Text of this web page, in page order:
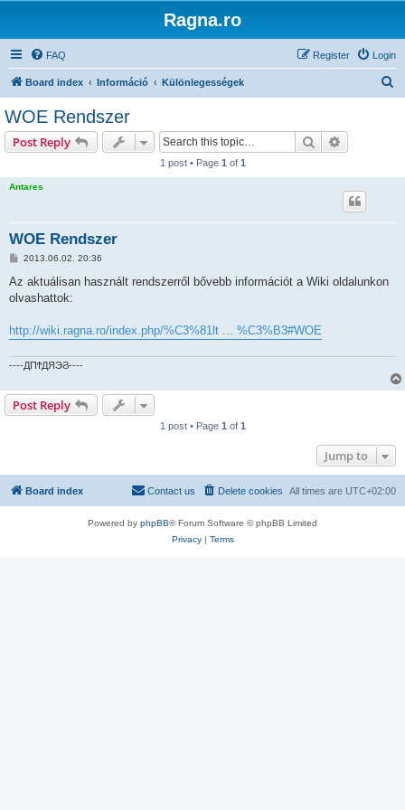
Ragna.ro
FAQ Login
Register
Board index Információ Különlegességek
WOE Rendszer
Post Reply Search
1 post • Page 1 of 1
Antares
WOE Rendszer
P
s
2013.06.02. 20:36
Az aktuálisan használt rendszerről bővebb információt a Wiki oldalunkon
olvashattok:
http://wiki.ragna.ro/index.php/%C3%81lt ... %C3%B3#WOE
----ДΠϮДЯЭϨ----
Post Reply
1 post • Page 1 of 1
Jump to
Board index All times are UTC+02:00
Delete cookies
Contact us
Powered by phpBB® Forum Software © phpBB Limited
Privacy| Terms